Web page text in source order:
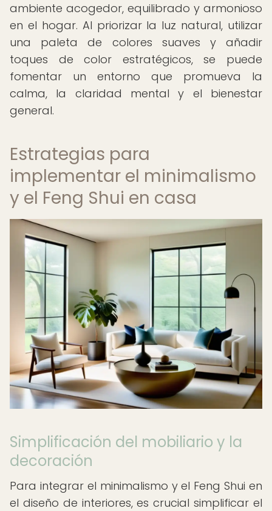
ambiente acogedor, equilibrado y armonioso
en el hogar. Al priorizar la luz natural, utilizar
una paleta de colores suaves y añadir
toques de color estratégicos, se puede
fomentar un entorno que promueva la
calma, la claridad mental y el bienestar
general.
Estrategias para
implementar el minimalismo
y el Feng Shui en casa
Simplificación del mobiliario y la
decoración
Para integrar el minimalismo y el Feng Shui en
el diseño de interiores, es crucial simplificar el